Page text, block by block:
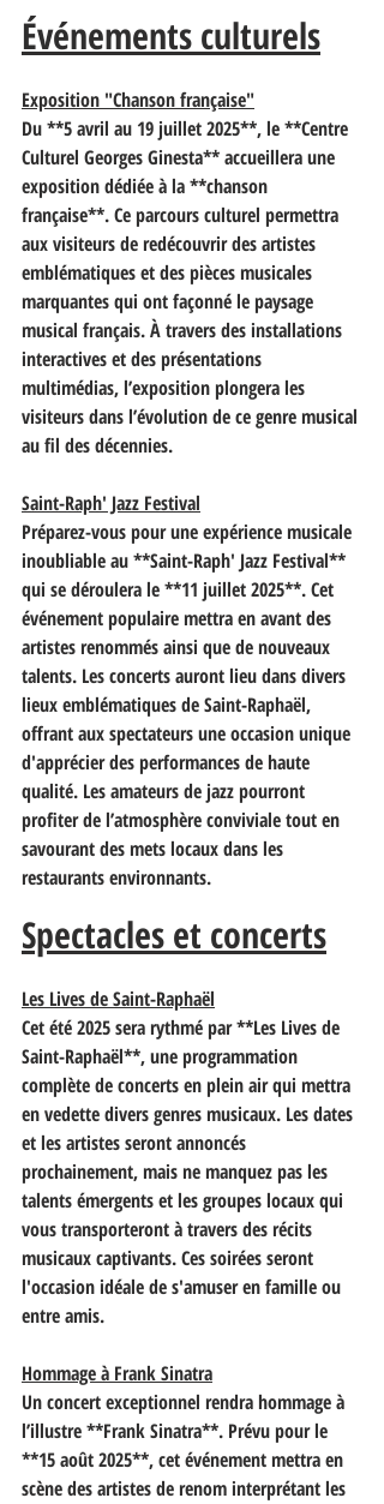
Événements culturels
Exposition "Chanson française"
Du **5 avril au 19 juillet 2025**, le **Centre
Culturel Georges Ginesta** accueillera une
exposition dédiée à la **chanson
française**. Ce parcours culturel permettra
aux visiteurs de redécouvrir des artistes
emblématiques et des pièces musicales
marquantes qui ont façonné le paysage
musical français. À travers des installations
interactives et des présentations
multimédias, l’exposition plongera les
visiteurs dans l’évolution de ce genre musical
au fil des décennies.
Saint-Raph' Jazz Festival
Préparez-vous pour une expérience musicale
inoubliable au **Saint-Raph' Jazz Festival**
qui se déroulera le **11 juillet 2025**. Cet
événement populaire mettra en avant des
artistes renommés ainsi que de nouveaux
talents. Les concerts auront lieu dans divers
lieux emblématiques de Saint-Raphaël,
offrant aux spectateurs une occasion unique
d'apprécier des performances de haute
qualité. Les amateurs de jazz pourront
profiter de l’atmosphère conviviale tout en
savourant des mets locaux dans les
restaurants environnants.
Spectacles et concerts
Les Lives de Saint-Raphaël
Cet été 2025 sera rythmé par **Les Lives de
Saint-Raphaël**, une programmation
complète de concerts en plein air qui mettra
en vedette divers genres musicaux. Les dates
et les artistes seront annoncés
prochainement, mais ne manquez pas les
talents émergents et les groupes locaux qui
vous transporteront à travers des récits
musicaux captivants. Ces soirées seront
l'occasion idéale de s'amuser en famille ou
entre amis.
Hommage à Frank Sinatra
Un concert exceptionnel rendra hommage à
l’illustre **Frank Sinatra**. Prévu pour le
**15 août 2025**, cet événement mettra en
scène des artistes de renom interprétant les